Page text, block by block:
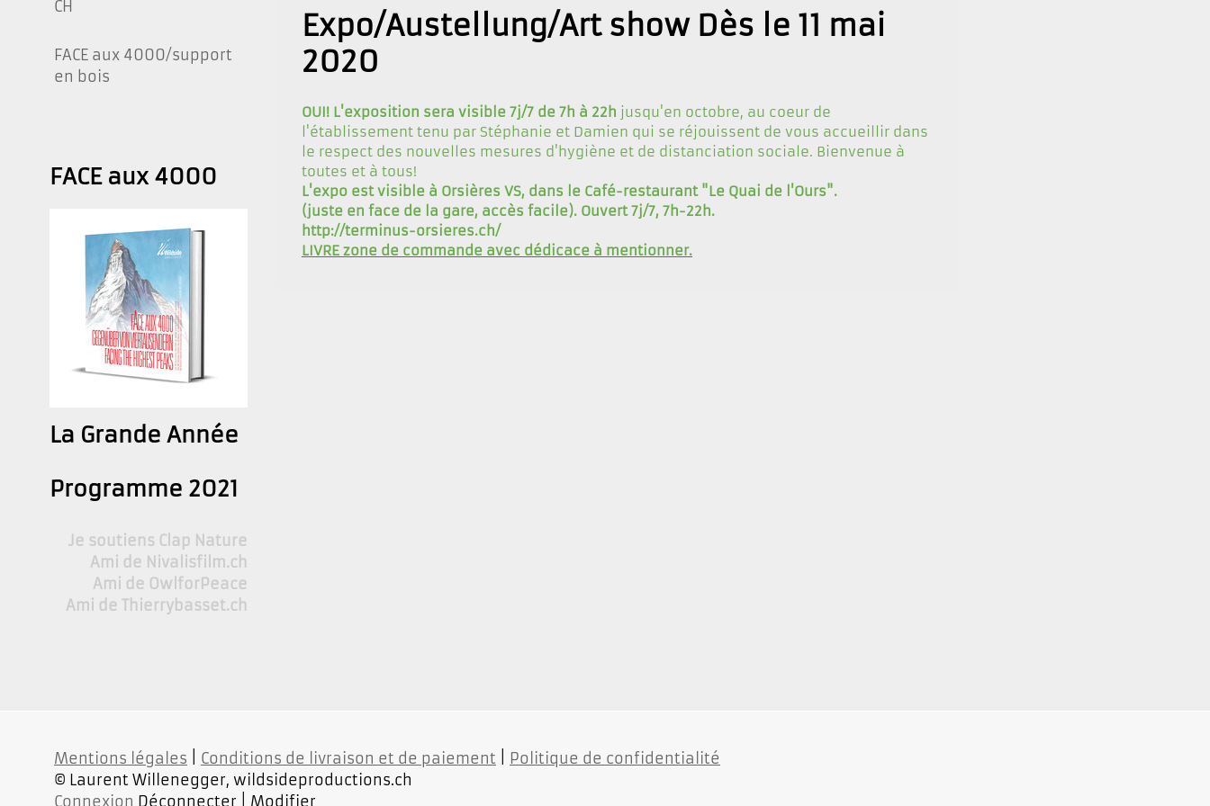
Expo/Austellung/Art show Dès le 11 mai
2020
OUI! L'exposition sera visible 7j/7 de 7h à 22h jusqu'en octobre, au coeur de
l'établissement tenu par Stéphanie et Damien qui se réjouissent de vous accueillir dans
le respect des nouvelles mesures d'hygiène et de distanciation sociale. Bienvenue à
toutes et à tous!
L'expo est visible à Orsières VS, dans le Café-restaurant "Le Quai de l'Ours".
(juste en face de la gare, accès facile). Ouvert 7j/7, 7h-22h.
http://terminus-orsieres.ch/
LIVRE zone de commande avec dédicace à mentionner.
CH
FACE aux 4000/support
en bois
FACE aux 4000
La Grande Année
Programme 2021
Je soutiens Clap Nature
Ami de Nivalisfilm.ch
Ami de OwlforPeace
Ami de Thierrybasset.ch
Mentions légales Conditions de livraison et de paiement
Politique de confidentialité
© Laurent Willenegger, wildsideproductions.ch
Connexion Déconnecter | Modifier